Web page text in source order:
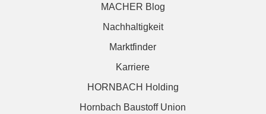
MACHER Blog
Nachhaltigkeit
Marktfinder
Karriere
HORNBACH Holding
Hornbach Baustoff Union